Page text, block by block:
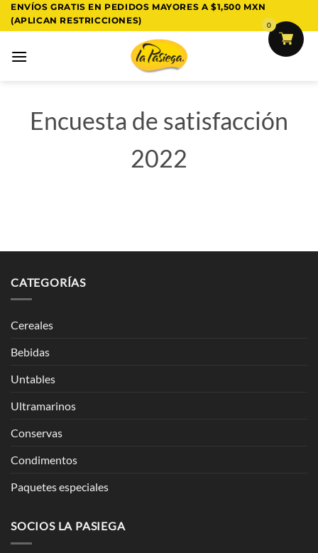
Saltar
ENVÍOS GRATIS EN PEDIDOS MAYORES A $1,500 MXN
(APLICAN RESTRICCIONES)
Encuesta de satisfacción
2022
CATEGORÍAS
Cereales
Bebidas
Untables
Ultramarinos
Conservas
Condimentos
Paquetes especiales
SOCIOS LA PASIEGA
0